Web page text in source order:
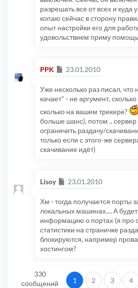
разрешать все от всех и куда
копаю сейчас в сторону
опыт настройки его для
удовольствием приму
PPK Сообщение
23.01.2010
Уже несколько раз писал, что
качает" - не аргумент,
сколько на вашем трекере?
больше шанс), потом ..
ограничить раздачу/
только если с этого-же
скачивание идёт)
Lisoy Сообщение
23.01.2010
Хм - тогда получается порты
локальных машинах.... А
информацию о портах (я про
статистики на страничке
блокируются, например
хостингом?
330
сообщений
1 2 3 4